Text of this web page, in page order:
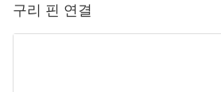
구리 핀 연결